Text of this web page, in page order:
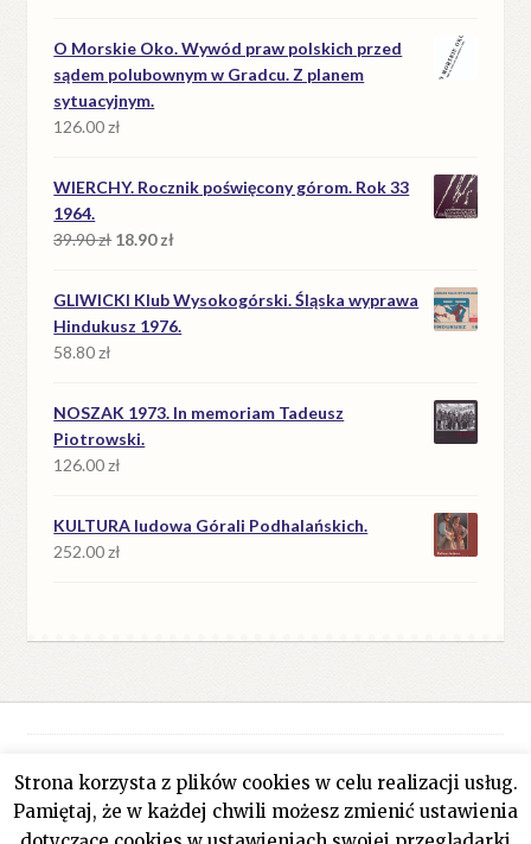
O Morskie Oko. Wywód praw polskich przed
sądem polubownym w Gradcu. Z planem
sytuacyjnym.
126.00zł
WIERCHY. Rocznik poświęcony górom. Rok 33
1964.
39.90zł Pierwotna
wynosiła:
39.90 zł.
18.90złAktualna
wynosi:
18.90 zł.
GLIWICKI Klub Wysokogórski. Śląska wyprawa
Hindukusz 1976.
58.80zł
NOSZAK 1973. In memoriam Tadeusz
Piotrowski.
126.00zł
KULTURA ludowa Górali Podhalańskich.
252.00zł
© Antykwariat Filar 2026
Polityka prywatności
Stworzone z WooCommerce.
Strona korzysta z plików cookies w celu realizacji usług.
Pamiętaj, że w każdej chwili możesz zmienić ustawienia